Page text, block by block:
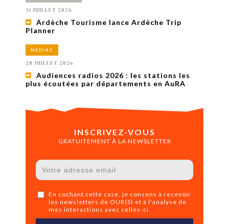
31 JUILLET 2026
Ardèche Tourisme lance Ardèche Trip
Planner
MÉDIAS
28 JUILLET 2026
Audiences radios 2026 : les stations les
plus écoutées par départements en AuRA
INSCRIVEZ-VOUS
GRATUITEMENT À LA NEWSLETTER
En cochant cette case, je consens à recevoir
les newsletters de OUR(S) et à l'analyse de
mes interactions avec celles-ci.